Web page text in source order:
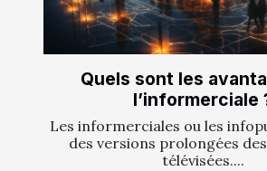
Quels sont les
l’informerciale
Les informerciales ou les
des versions prolongées
télévisées....